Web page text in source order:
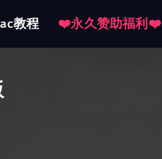
教程 ❤️永久赞助福利❤️